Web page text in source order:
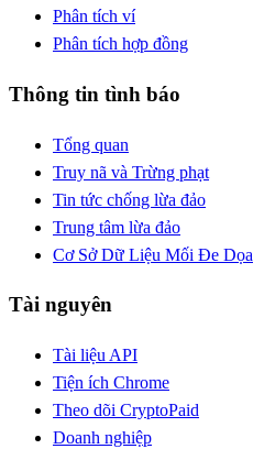
Phân tích ví
Phân tích hợp đồng
Thông tin tình báo
Tổng quan
Truy nã và Trừng phạt
Tin tức chống lừa đảo
Trung tâm lừa đảo
Cơ Sở Dữ Liệu Mối Đe Dọa
Tài nguyên
Tài liệu API
Tiện ích Chrome
Theo dõi CryptoPaid
Doanh nghiệp